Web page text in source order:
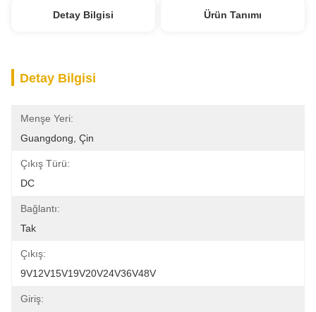
Detay Bilgisi Ürün Tanımı
Detay Bilgisi
Menşe Yeri:
Guangdong, Çin
Çıkış Türü:
DC
Bağlantı:
Tak
Çıkış:
9V12V15V19V20V24V36V48V
Giriş: